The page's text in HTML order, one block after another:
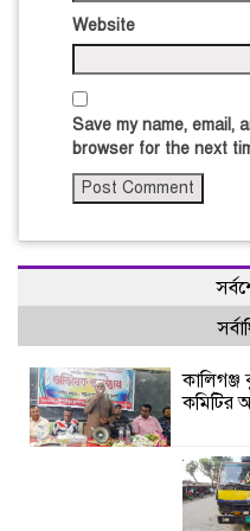
Website
Save my name, email,
browser for the next
কালিগঞ্জ
কমিটির